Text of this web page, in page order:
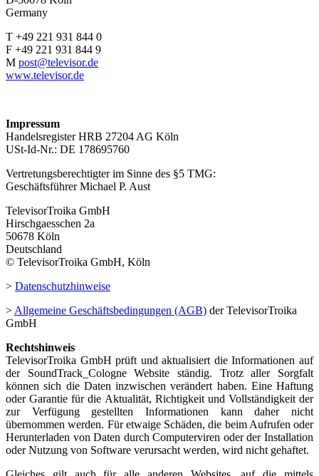
Germany
T +49 221 931 844 0
F +49 221 931 844 9
M post@televisor.de
www.televisor.de
Impressum
Handelsregister HRB 27204 AG Köln
USt-Id-Nr.: DE 178695760
Vertretungsberechtigter im Sinne des §5 TMG:
Geschäftsführer Michael P. Aust
TelevisorTroika GmbH
Hirschgaesschen 2a
50678 Köln
Deutschland
© TelevisorTroika GmbH, Köln
> Datenschutzhinweise
> Allgemeine Geschäftsbedingungen (AGB) der TelevisorTroika
GmbH
Rechtshinweis
TelevisorTroika GmbH prüft und aktualisiert die Informationen auf
der SoundTrack_Cologne Website ständig. Trotz aller Sorgfalt
können sich die Daten inzwischen verändert haben. Eine Haftung
oder Garantie für die Aktualität, Richtigkeit und Vollständigkeit der
zur Verfügung gestellten Informationen kann daher nicht
übernommen werden. Für etwaige Schäden, die beim Aufrufen oder
Herunterladen von Daten durch Computerviren oder der Installation
oder Nutzung von Software verursacht werden, wird nicht gehaftet.